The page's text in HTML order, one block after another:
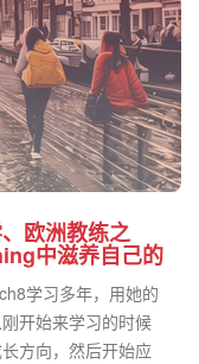
欧洲教练之
中滋养自己的
学习多年，用她的
开始来学习的时候
方向，然后开始应